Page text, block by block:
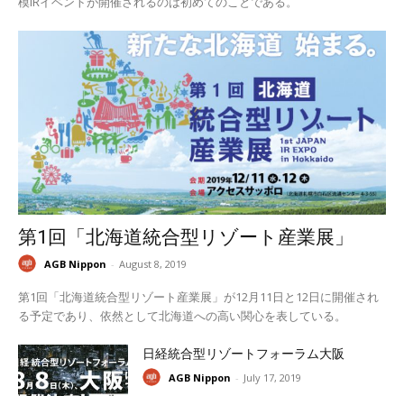
第1回「北海道統合型リゾート産業展」
AGB Nippon - August 8, 2019
第1回「北海道統合型リゾート産業展」が12月11日と12日に開催され
る予定であり、依然として北海道への高い関心を表している。
日経統合型リゾートフォーラム大阪
AGB Nippon - July 17, 2019